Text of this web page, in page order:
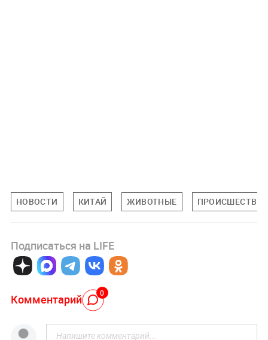
НОВОСТИ КИТАЙ ЖИВОТНЫЕ
Подписаться на LIFE
Комментарий 0